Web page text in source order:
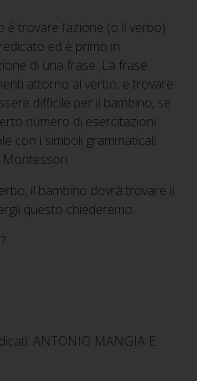
è trovare l’azione (o il verbo).
ed è primo in
di una frase. La frase
attorno al verbo, e trovare
difficile per il bambino, se
numero di esercitazioni
con i simboli grammaticali
Montessori.
il bambino dovrà trovare il
questo chiederemo:
ANTONIO MANGIA E